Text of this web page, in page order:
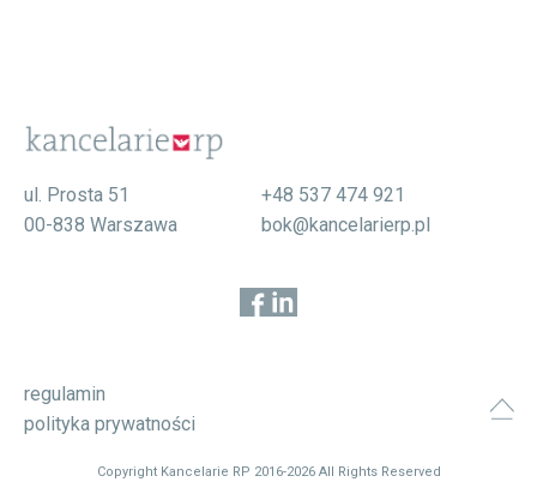
ul. Prosta 51
00-838 Warszawa
+48 537 474 921
bok@kancelarierp.pl
regulamin
polityka prywatności
Copyright Kancelarie RP 2016-2026 All Rights Reserved